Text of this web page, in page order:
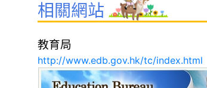
相關網站
教育局
http://www.edb.gov.hk/tc/index.html